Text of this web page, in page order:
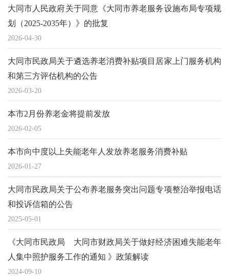
大同市人民政府关于同意《大同市养老服务设施布局专项规
划（2025-2035年）》的批复
2026-04-30
大同市民政局关于遴选养老消费补贴项目居家上门服务机构
和第三方评估机构的公告
2026-03-20
本市2月份养老金将提前发放
2026-02-05
本市向中度以上失能老年人发放养老服务消费补贴
2026-01-27
大同市民政局关于公布养老服务突出问题专项整治举报电话
和投诉信箱的公告
2025-05-01
《大同市民政局 大同市财政局关于做好经济困难失能老年
人集中照护服务工作的通知 》政策解读
2024-09-10